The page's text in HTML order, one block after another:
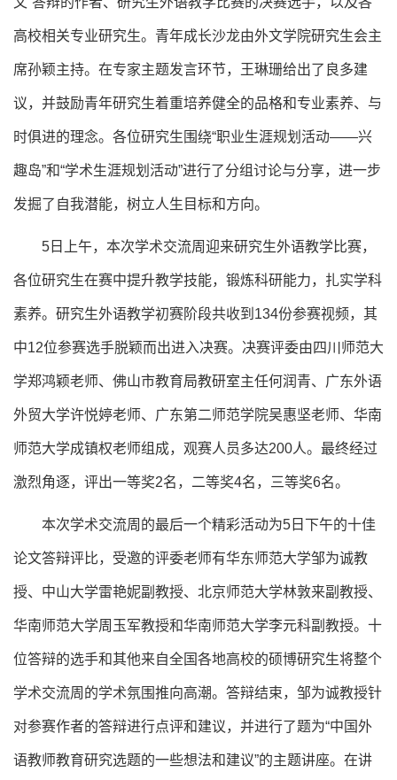
高校相关专业研究生。青年成长沙龙由外文学院研究生会主
席孙颖主持。在专家主题发言环节，王琳珊给出了良多建
议，并鼓励青年研究生着重培养健全的品格和专业素养、与
时俱进的理念。各位研究生围绕“职业生涯规划活动——兴
趣岛”和“学术生涯规划活动”进行了分组讨论与分享，进一步
发掘了自我潜能，树立人生目标和方向。
5日上午，本次学术交流周迎来研究生外语教学比赛，
各位研究生在赛中提升教学技能，锻炼科研能力，扎实学科
素养。研究生外语教学初赛阶段共收到134份参赛视频，其
中12位参赛选手脱颖而出进入决赛。决赛评委由四川师范大
学郑鸿颖老师、佛山市教育局教研室主任何润青、广东外语
外贸大学许悦婷老师、广东第二师范学院吴惠坚老师、华南
师范大学成镇权老师组成，观赛人员多达200人。最终经过
激烈角逐，评出一等奖2名，二等奖4名，三等奖6名。
本次学术交流周的最后一个精彩活动为5日下午的十佳
论文答辩评比，受邀的评委老师有华东师范大学邹为诚教
授、中山大学雷艳妮副教授、北京师范大学林敦来副教授、
华南师范大学周玉军教授和华南师范大学李元科副教授。十
位答辩的选手和其他来自全国各地高校的硕博研究生将整个
学术交流周的学术氛围推向高潮。答辩结束，邹为诚教授针
对参赛作者的答辩进行点评和建议，并进行了题为“中国外
语教师教育研究选题的一些想法和建议”的主题讲座。在讲